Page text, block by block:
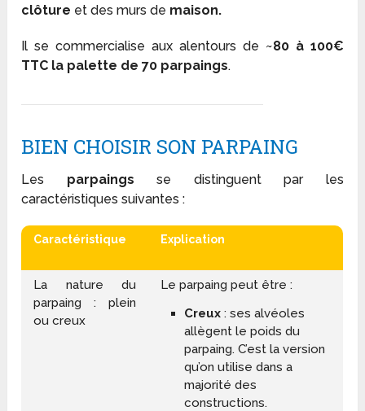
clôture et des murs de maison.
Il se commercialise aux alentours de ~80 à 100€
TTC la palette de 70 parpaings.
BIEN CHOISIR SON PARPAING
Les parpaings se distinguent par les
caractéristiques suivantes :
Caractéristique Explication
La nature du
parpaing : plein
ou creux
Le parpaing peut être :
Creux: ses alvéoles
allègent le poids du
parpaing. C’est la version
qu’on utilise dans a
majorité des
constructions.